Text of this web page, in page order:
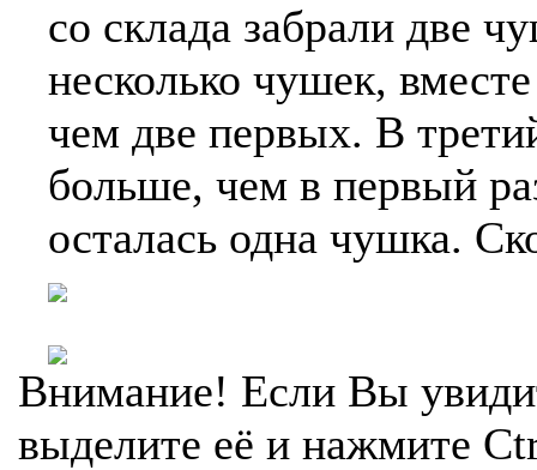
со склада забрали две
несколько чушек,
чем две первых. В
больше, чем в первый
осталась одна чушка.
Внимание! Если Вы
выделите её и нажмите